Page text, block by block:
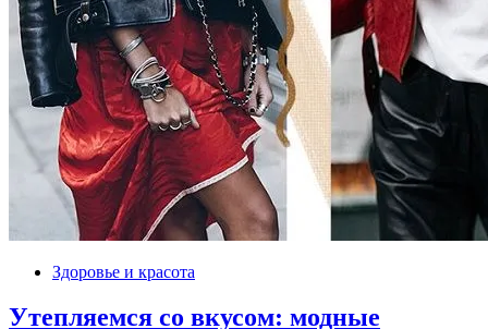
Здоровье и красота
Утепляемся со вкусом: модные